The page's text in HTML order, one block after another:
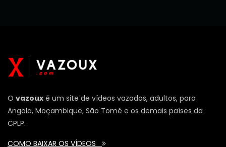
O vazoux é um site de vídeos vazados, adultos, para
Angola, Moçambique, São Tomé e os demais países da
CPLP.
COMO BAIXAR OS VÍDEOS